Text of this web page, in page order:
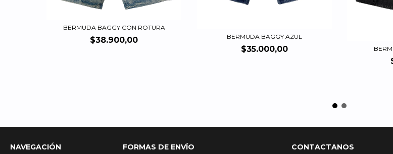
BERMUDA BAGGY CON ROTURA
$38.900,00 BERMUDA BAGGY AZUL
$35.000,00
NAVEGACIÓN
FORMAS DE ENVÍO
CONTACTANOS